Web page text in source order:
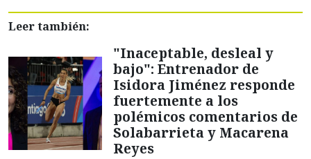
Leer también:
"Inaceptable, desleal y
bajo": Entrenador de
Isidora Jiménez responde
fuertemente a los
polémicos comentarios de
Solabarrieta y Macarena
Reyes